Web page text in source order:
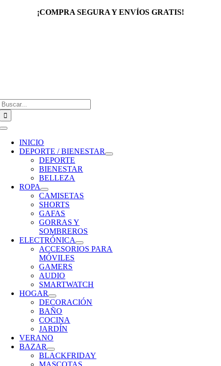
¡COMPRA SEGURA Y ENVÍOS GRATIS!
Toggle
Navigation
INICIO
DEPORTE / BIENESTAR
DEPORTE
BIENESTAR
BELLEZA
ROPA
CAMISETAS
SHORTS
GAFAS
GORRAS Y
SOMBREROS
ELECTRÓNICA
ACCESORIOS PARA
MÓVILES
GAMERS
AUDIO
SMARTWATCH
HOGAR
DECORACIÓN
BAÑO
COCINA
JARDÍN
VERANO
BAZAR
BLACKFRIDAY
MASCOTAS